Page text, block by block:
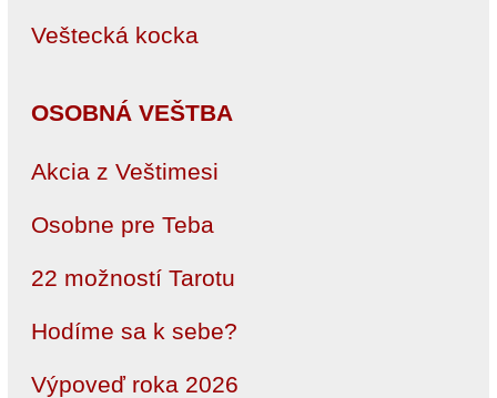
Veštecká kocka
OSOBNÁ VEŠTBA
Akcia z Veštimesi
Osobne pre Teba
22 možností Tarotu
Hodíme sa k sebe?
Výpoveď roka 2026